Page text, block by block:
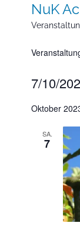
NuK
7/10/
Oktober
SA.
7